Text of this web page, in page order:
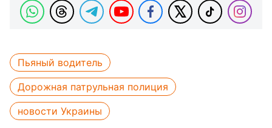
Пьяный водитель
Дорожная патрульная полиция
новости Украины